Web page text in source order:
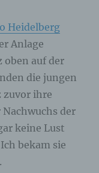
Heidelberg
Anlage
oben auf der
die jungen
zuvor ihre
der
keine Lust
bekam sie
übermittelt
Person
Daten werden
bei dem
und für
Der für
die
einen
die
die